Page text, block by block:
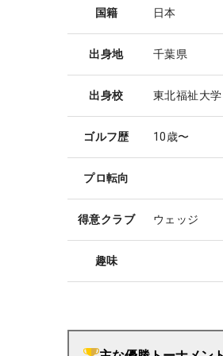
国籍 日本
出身地 千葉県
出身校 東北福祉大学
ゴルフ歴 10歳〜
プロ転向
得意クラブ ウェッジ
趣味